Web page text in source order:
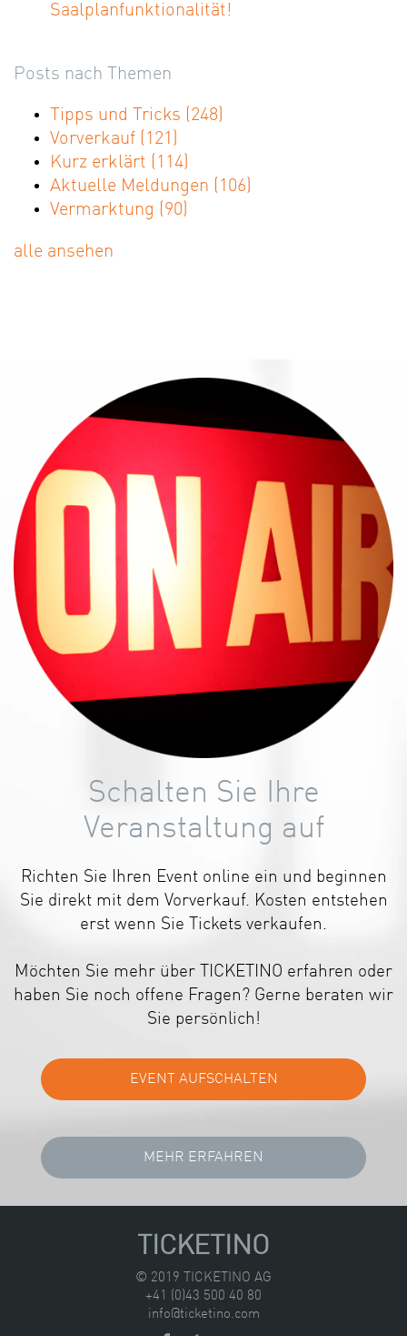
Saalplanfunktionalität!
Posts nach Themen
Tipps und Tricks (248)
Vorverkauf (121)
Kurz erklärt (114)
Aktuelle Meldungen (106)
Vermarktung (90)
alle ansehen
Schalten Sie Ihre
Veranstaltung auf
Richten Sie Ihren Event online ein und beginnen
Sie direkt mit dem Vorverkauf. Kosten entstehen
erst wenn Sie Tickets verkaufen.
Möchten Sie mehr über TICKETINO erfahren oder
haben Sie noch offene Fragen? Gerne beraten wir
Sie persönlich!
TICKETINO
© 2019 TICKETINO AG
+41 (0)43 500 40 80
info@ticketino.com